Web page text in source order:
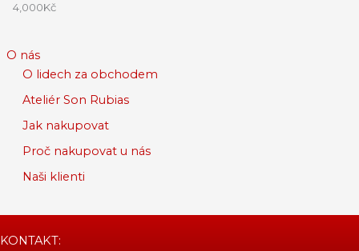
4,000Kč
O nás
O lidech za obchodem
Ateliér Son Rubias
Jak nakupovat
Proč nakupovat u nás
Naši klienti
KONTAKT: